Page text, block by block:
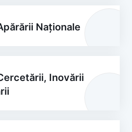
Naționale
Inovării